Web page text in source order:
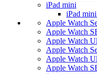
iPad mini
iPad
Apple Watch
Apple Watch
Apple Watch
Apple Watch
Apple Watch
Apple Watch